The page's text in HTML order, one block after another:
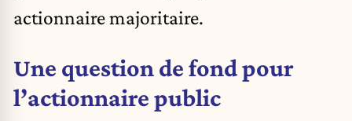
actionnaire majoritaire.
Une question de fond pour
l’actionnaire public